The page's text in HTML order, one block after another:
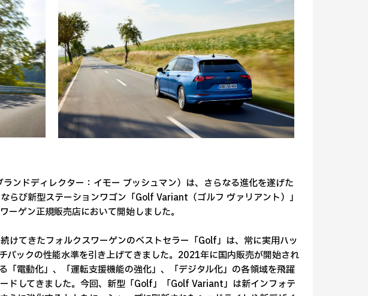
ンドディレクター：イモー ブッシュマン）は、さらなる進化を遂げた
らび新型ステーションワゴン「Golf Variant（ゴルフ ヴァリアント）」
ゲン正規販売店において開始しました。
てきたフォルクスワーゲンのベストセラー「Golf」は、常に実用ハッ
バックの性能水準を引き上げてきました。2021年に国内販売が開始され
電動化」、「運転支援機能の強化」、「デジタル化」の各領域を飛躍
ドしてきました。今回、新型「Golf」「Golf Variant」は新インフォテ